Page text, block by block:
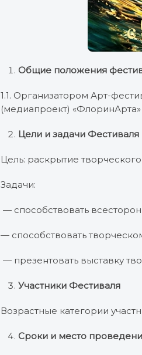
Общие положения
1.1. Организатором Арт-
(медиапроект) «ФлоринАрта»
Цели и задачи Фестиваля
Цель: раскрытие
Задачи:
— способствовать
— способствовать
— презентовать выставку
Участники Фестиваля
Возрастные категории
Сроки и место